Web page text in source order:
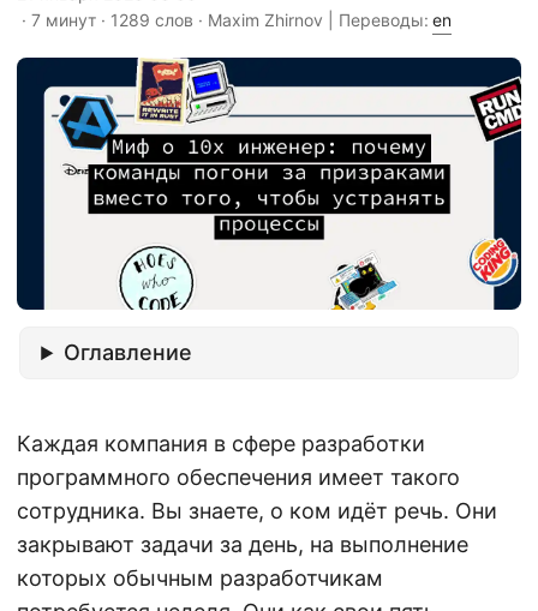
· 7 минут · 1289 слов · Maxim Zhirnov | Переводы: en
Оглавление
Каждая компания в сфере разработки
программного обеспечения имеет такого
сотрудника. Вы знаете, о ком идёт речь. Они
закрывают задачи за день, на выполнение
которых обычным разработчикам